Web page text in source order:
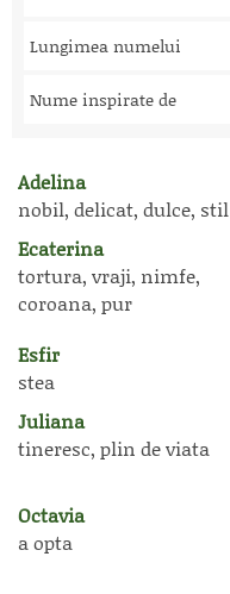
Lungimea numelui
Nume inspirate de
Adelina
nobil, delicat, dulce, stil
Ecaterina
tortura, vraji, nimfe,
coroana, pur
Esfir
stea
Juliana
tineresc, plin de viata
Octavia
a opta